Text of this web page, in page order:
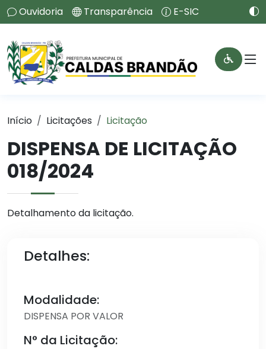
Ouvidoria Transparência E-SIC
Início Licitações Licitação
DISPENSA DE LICITAÇÃO
018/2024
Detalhamento da licitação.
Detalhes:
Modalidade:
DISPENSA POR VALOR
N° da Licitação: